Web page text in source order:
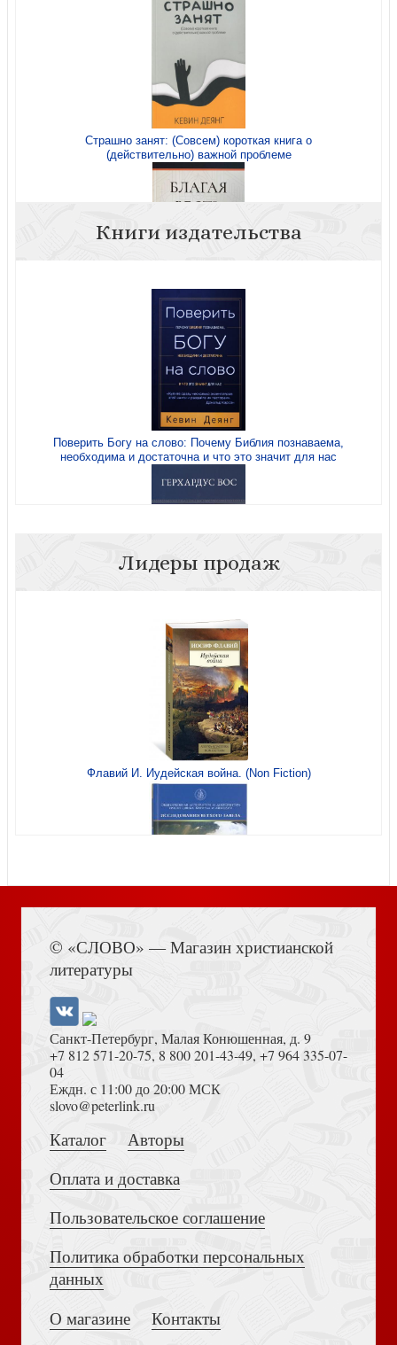
Страшно занят: (Совсем) короткая книга о
(действительно) важной проблеме
Благая весть, которую мы почти забыли
Поверить Богу на слово: Почему Библия познаваема,
необходима и достаточна и что это значит для нас
Самая большая история. Как змеебой пустил нас назад
в сад
Мужчины и и женщины в церкви
Божьей воли
Книги издательства
Поверить Богу на слово: Почему Библия познаваема,
необходима и достаточна и что это значит для нас
Библейское богословие: Ветхий и Новый Заветы
(Вараксин, 2024)
Как проповедовать Христа по псалмам. Теория и
практика для занятых пасторов
Реформация любой ценой? Опыт одного религиозного
Личность Христа. Что говорит Библия? (2025)
Лидеры продаж
Флавий И. Иудейская война. (Non Fiction)
Толкование на Апокалипсис (Тихоний Африканский)
Достоевский Ф.М. Сила и правда России (2024)
© «СЛОВО» — Магазин христианской
литературы
Санкт-Петербург, Малая Конюшенная, д. 9
+7 812 571-20-75, 8 800 201-43-49, +7 964 335-07-
04
Еждн. с 11:00 до 20:00 МСК
slovo@peterlink.ru
Каталог
Авторы
Оплата и доставка
Пользовательское соглашение
Политика обработки персональных
данных
О магазине
Контакты